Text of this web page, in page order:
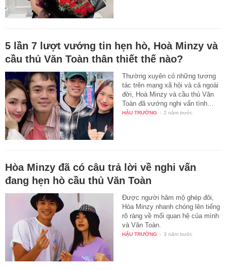
5 lần 7 lượt vướng tin hẹn hò, Hoà Minzy và
cầu thủ Văn Toàn thân thiết thế nào?
Thường xuyên có những tương
tác trên mạng xã hội và cả ngoài
đời, Hoà Minzy và cầu thủ Văn
Toàn đã vướng nghi vấn tình…
HẬU TRƯỜNG - 2 năm trước
Hòa Minzy đã có câu trả lời về nghi vấn
đang hẹn hò cầu thủ Văn Toàn
Được người hâm mộ ghép đôi,
Hòa Minzy nhanh chóng lên tiếng
rõ ràng về mối quan hệ của mình
và Văn Toàn.
HẬU TRƯỜNG - 3 năm trước